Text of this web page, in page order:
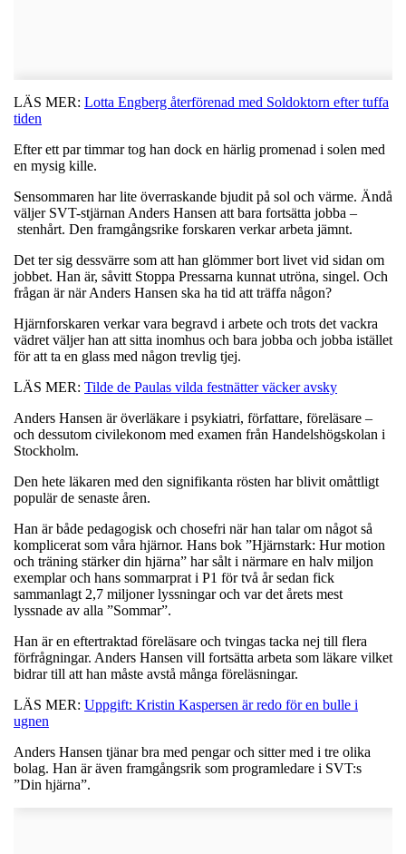
LÄS MER: Lotta Engberg återförenad med Soldoktorn efter tuffa
tiden
Efter ett par timmar tog han dock en härlig promenad i solen med
en mysig kille.
Sensommaren har lite överraskande bjudit på sol och värme. Ändå
väljer SVT-stjärnan Anders Hansen att bara fortsätta jobba –
stenhårt. Den framgångsrike forskaren verkar arbeta jämnt.
Det ter sig dessvärre som att han glömmer bort livet vid sidan om
jobbet. Han är, såvitt Stoppa Pressarna kunnat utröna, singel. Och
frågan är när Anders Hansen ska ha tid att träffa någon?
Hjärnforskaren verkar vara begravd i arbete och trots det vackra
vädret väljer han att sitta inomhus och bara jobba och jobba istället
för att ta en glass med någon trevlig tjej.
LÄS MER: Tilde de Paulas vilda festnätter väcker avsky
Anders Hansen är överläkare i psykiatri, författare, föreläsare –
och dessutom civilekonom med examen från Handelshögskolan i
Stockholm.
Den hete läkaren med den signifikanta rösten har blivit omåttligt
populär de senaste åren.
Han är både pedagogisk och chosefri när han talar om något så
komplicerat som våra hjärnor. Hans bok ”Hjärnstark: Hur motion
och träning stärker din hjärna” har sålt i närmare en halv miljon
exemplar och hans sommarprat i P1 för två år sedan fick
sammanlagt 2,7 miljoner lyssningar och var det årets mest
lyssnade av alla ”Sommar”.
Han är en eftertraktad föreläsare och tvingas tacka nej till flera
förfrågningar. Anders Hansen vill fortsätta arbeta som läkare vilket
bidrar till att han måste avstå många föreläsningar.
LÄS MER: Uppgift: Kristin Kaspersen är redo för en bulle i
ugnen
Anders Hansen tjänar bra med pengar och sitter med i tre olika
bolag. Han är även framgångsrik som programledare i SVT:s
”Din hjärna”.